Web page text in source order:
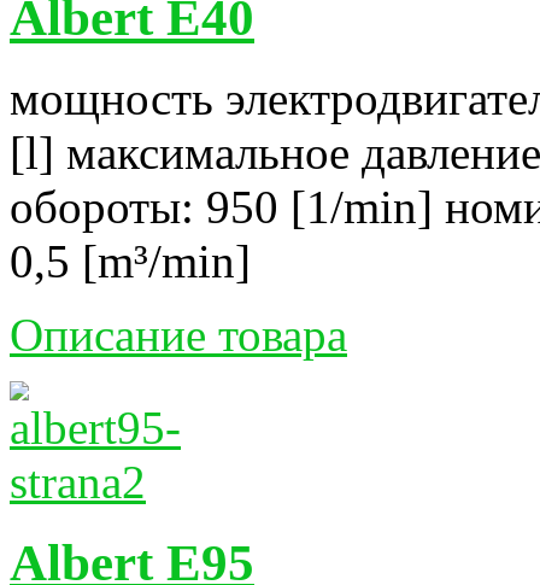
Albert E40
мощность
[l] максимальное
обороты: 950 [1/min]
0,5 [m³/min]
Описание товара
Albert E95